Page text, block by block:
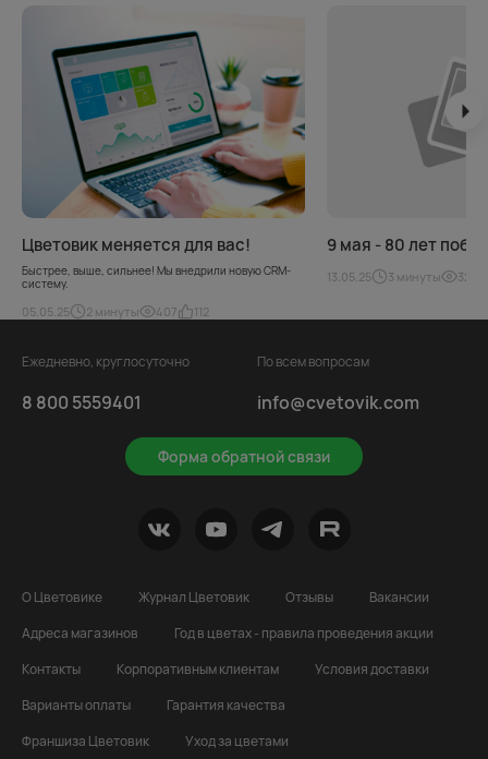
Цветовик меняется для вас!
Быстрее, выше, сильнее! Мы внедрили новую CRM-
систему.
05.05.25 2 минуты 407 112
9 мая - 80 лет
13.05.25 3 минуты 327
Ежедневно, круглосуточно
8 800 5559401
Форма обратной связи
По всем вопросам
info@cvetovik.com
О Цветовике Журнал Цветовик Отзывы
Вакансии
Адреса магазинов
Год в цветах - правила проведения акции
Контакты
Корпоративным клиентам
Условия доставки
Варианты оплаты
Гарантия качества
Франшиза Цветовик
Уход за цветами